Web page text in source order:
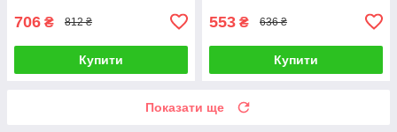
706 ₴ 812 ₴
Купити
553 ₴ 636 ₴
Купити
Показати ще